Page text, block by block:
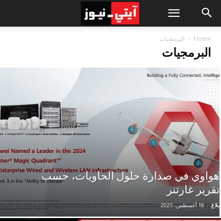
Home البرمجيات
البرمجيات
هواوي في صدارة حلول الحاويات، حسب
تقرير غارتنر
بلاغ - 18 أغسطس، 2025